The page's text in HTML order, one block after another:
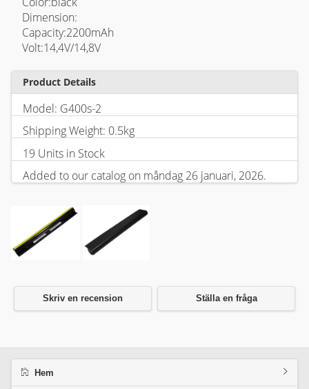
Dimension:
Capacity:2200mAh
Volt:14,4V/14,8V
Product Details
Model: G400s-2
Shipping Weight: 0.5kg
19 Units in Stock
Added to our catalog on måndag 26 januari, 2026.
Skriv en recension Ställa en fråga
Hem